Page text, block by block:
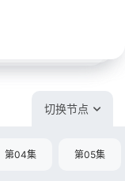
切换节点
第04集 第05集